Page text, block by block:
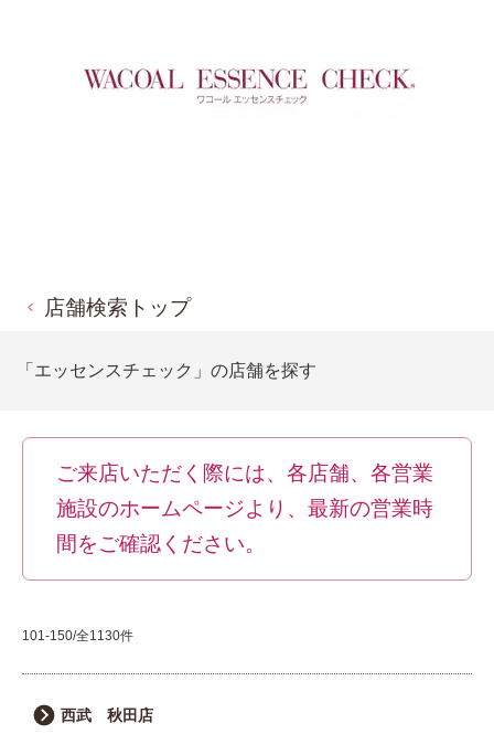
店舗検索トップ
「エッセンスチェック」の店舗を探す
ご来店いただく際には、各店舗、各営業
施設のホームページより、最新の営業時
間をご確認ください。
101-150/全1130件
西武 秋田店